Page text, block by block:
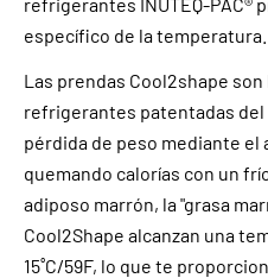
específico de la temperatura.
Las prendas Cool2shape
refrigerantes patentadas del
pérdida de peso mediante
quemando calorías con un
adiposo marrón, la "grasa
Cool2Shape alcanzan una
15˚C/59F, lo que te